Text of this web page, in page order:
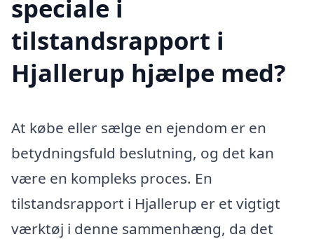
speciale i
tilstandsrapport i
Hjallerup hjælpe med?
At købe eller sælge en ejendom er en
betydningsfuld beslutning, og det kan
være en kompleks proces. En
tilstandsrapport i Hjallerup er et vigtigt
værktøj i denne sammenhæng, da det